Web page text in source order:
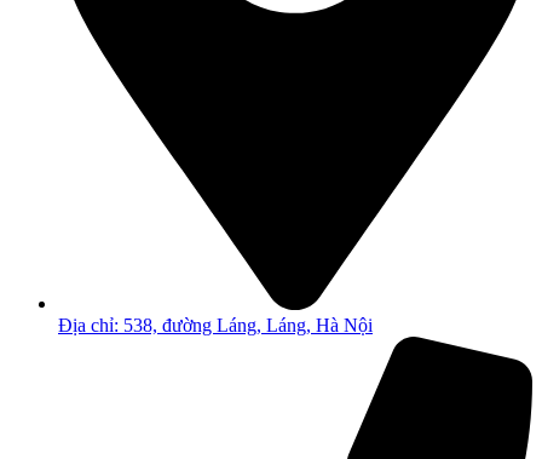
Địa chỉ: 538, đường Láng, Láng, Hà Nội